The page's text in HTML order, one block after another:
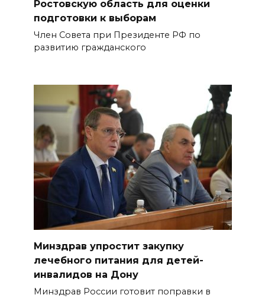
Ростовскую область для оценки
подготовки к выборам
Член Совета при Президенте РФ по
развитию гражданского
Минздрав упростит закупку
лечебного питания для детей-
инвалидов на Дону
Минздрав России готовит поправки в